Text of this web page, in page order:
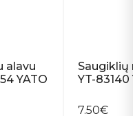
alavu
YATO
Saugiklių
YT-83140
7.50€